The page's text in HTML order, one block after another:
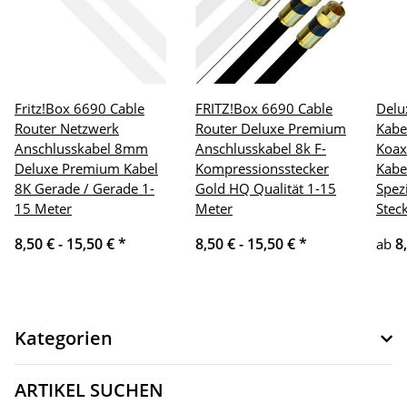
Fritz!Box 6690 Cable
Router Netzwerk
Anschlusskabel 8mm
Deluxe Premium Kabel
8K Gerade / Gerade 1-
15 Meter
8,50 € - 15,50 €*
FRITZ!Box 6690 Cable
Router Deluxe Premium
Anschlusskabel 8k F-
Kompressionsstecker
Gold HQ Qualität 1-15
Meter
8,50 € - 15,50 €*
ab
Kategorien
ARTIKEL SUCHEN